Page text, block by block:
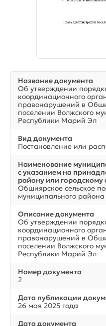
Название документа
Об утверждении
координационного
правонарушений в
поселении Волжского
Республики Марий Эл
Вид документа
Постановление или
Наименование
с указанием на
району или городскому
Обшиярское сельское
муниципального
Описание документа
Об утверждении
координационного
правонарушений в
поселении Волжского
Республики Марий Эл
Номер документа
2
Дата публикации
26 мая 2025 года
Дата документа